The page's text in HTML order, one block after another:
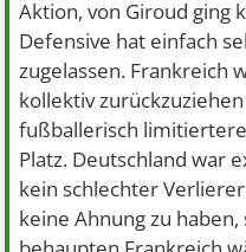
Aktion, von Giroud ging
Defensive hat einfach
zugelassen. Frankreich
kollektiv
fußballerisch
Platz. Deutschland war
kein schlechter
keine Ahnung zu